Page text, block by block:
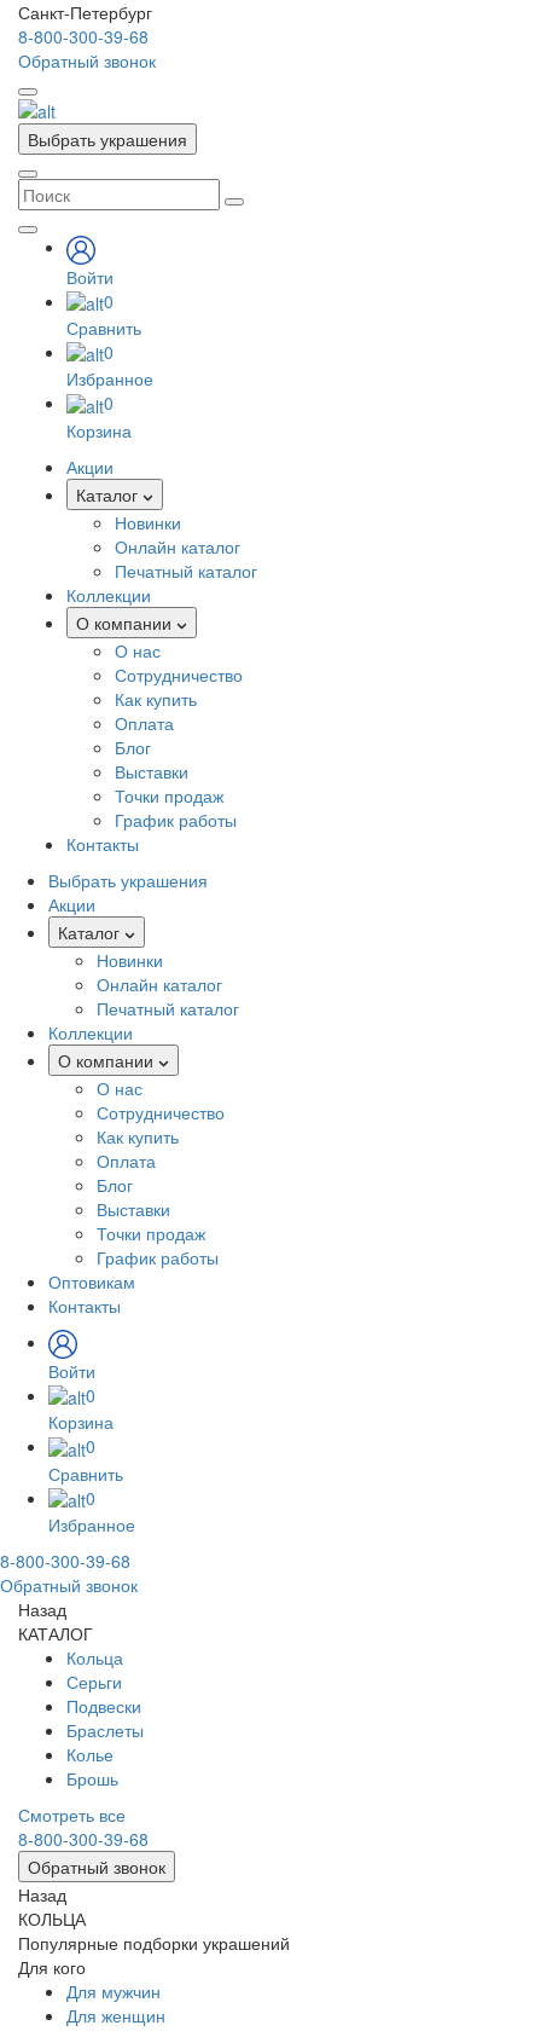
Санкт-Петербург
8-800-300-39-68
Обратный звонок
Выбрать украшения
Войти
0
Сравнить
0
Избранное
0
Корзина
Акции
Каталог
Новинки
Онлайн каталог
Печатный каталог
Коллекции
О компании
О нас
Сотрудничество
Как купить
Оплата
Блог
Выставки
Точки продаж
График работы
Контакты
Выбрать украшения
Акции
Каталог
Новинки
Онлайн каталог
Печатный каталог
Коллекции
О компании
О нас
Сотрудничество
Как купить
Оплата
Блог
Выставки
Точки продаж
График работы
Оптовикам
Контакты
Войти
0
Корзина
0
Сравнить
0
Избранное
8-800-300-39-68
Обратный звонок
Назад
КАТАЛОГ
Кольца
Серьги
Подвески
Браслеты
Колье
Брошь
Смотреть все
8-800-300-39-68
Обратный звонок
Назад
КОЛЬЦА
Популярные подборки украшений
Для кого
Для мужчин
Для женщин